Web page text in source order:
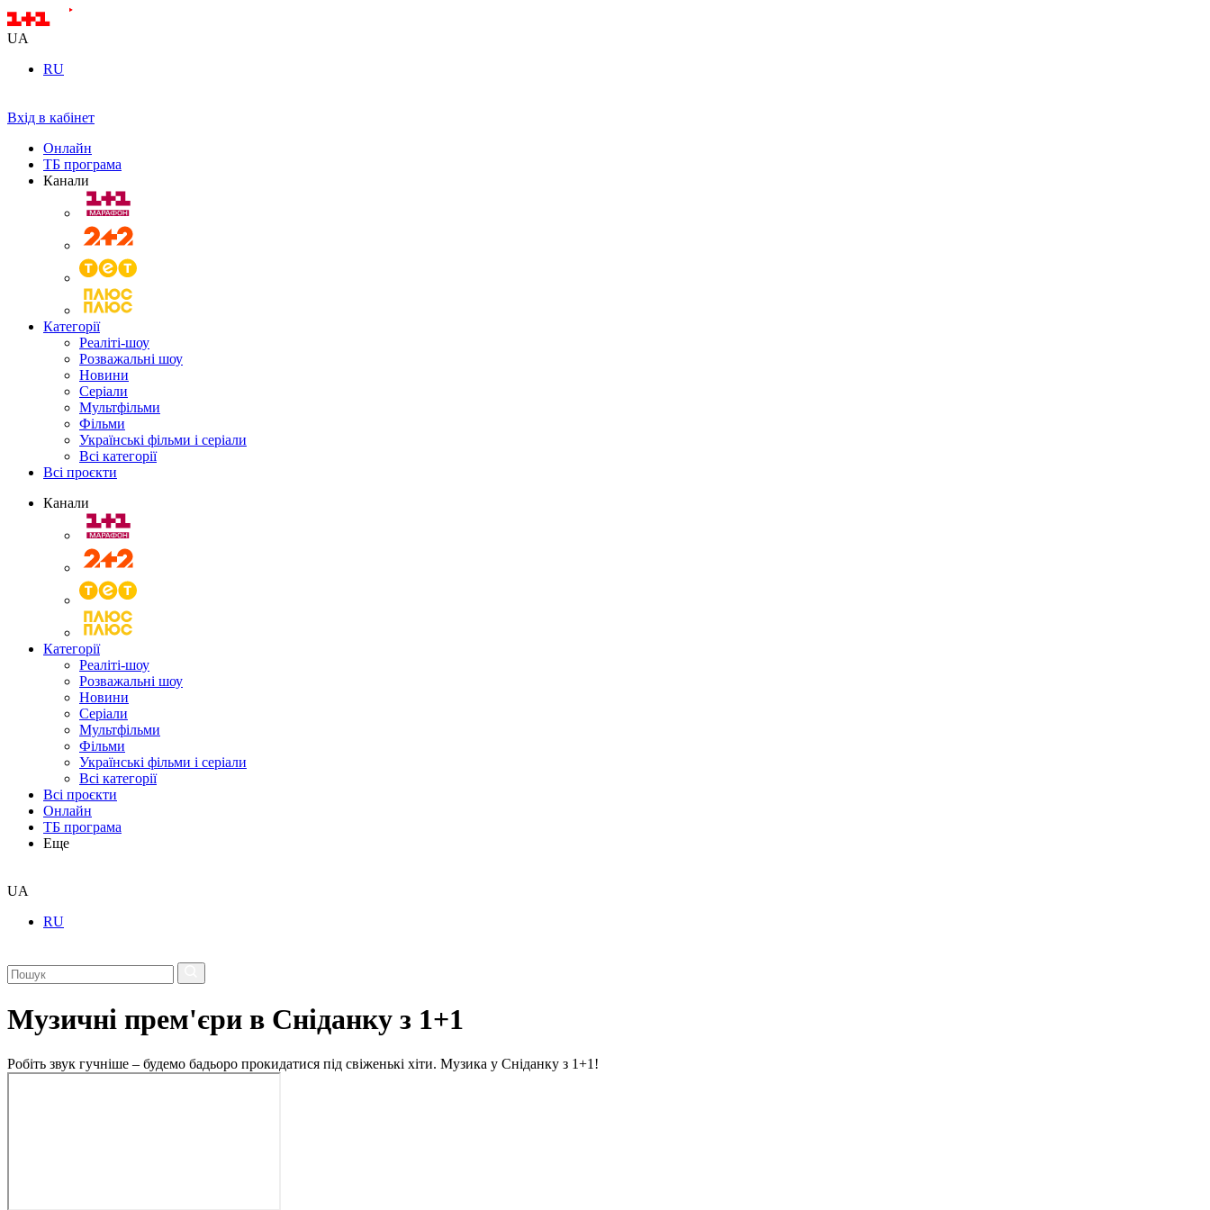
UA
RU
Вхід в кабінет
Онлайн
ТБ програма
Канали
Категорії
Реаліті-шоу
Розважальні шоу
Новини
Серіали
Мультфільми
Фільми
Українські фільми і серіали
Всі категорії
Всі проєкти
Канали
Категорії
Реаліті-шоу
Розважальні шоу
Новини
Серіали
Мультфільми
Фільми
Українські фільми і серіали
Всі категорії
Всі проєкти
Онлайн
ТБ програма
Еще
UA
RU
Музичні прем'єри в Сніданку з 1+1
Робіть звук гучніше – будемо бадьоро прокидатися під свіженькі хіти. Музика у Сніданку з 1+1!